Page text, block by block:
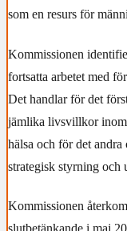
som en resurs för
Kommissionen
fortsatta arbetet med
Det handlar för det
jämlika livsvillkor inom
hälsa och för det
strategisk styrning och
Kommissionen